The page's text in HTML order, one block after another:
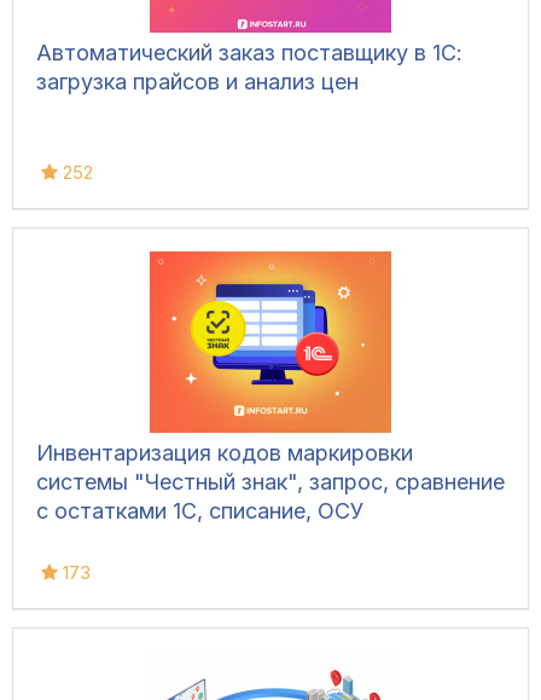
Автоматический заказ поставщику в 1С:
загрузка прайсов и анализ цен
252
Инвентаризация кодов маркировки
системы "Честный знак", запрос, сравнение
с остатками 1С, списание, ОСУ
173